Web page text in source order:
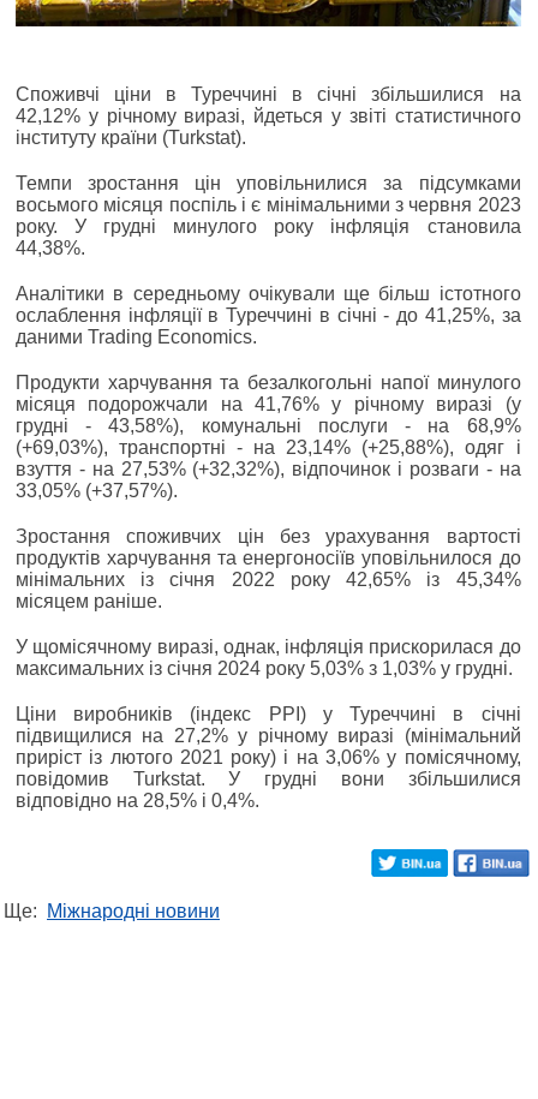
Споживчі ціни в Туреччині в січні збільшилися на
42,12% у річному виразі, йдеться у звіті статистичного
інституту країни (Turkstat).
Темпи зростання цін уповільнилися за підсумками
восьмого місяця поспіль і є мінімальними з червня 2023
року. У грудні минулого року інфляція становила
44,38%.
Аналітики в середньому очікували ще більш істотного
ослаблення інфляції в Туреччині в січні - до 41,25%, за
даними Trading Economics.
Продукти харчування та безалкогольні напої минулого
місяця подорожчали на 41,76% у річному виразі (у
грудні - 43,58%), комунальні послуги - на 68,9%
(+69,03%), транспортні - на 23,14% (+25,88%), одяг і
взуття - на 27,53% (+32,32%), відпочинок і розваги - на
33,05% (+37,57%).
Зростання споживчих цін без урахування вартості
продуктів харчування та енергоносіїв уповільнилося до
мінімальних із січня 2022 року 42,65% із 45,34%
місяцем раніше.
У щомісячному виразі, однак, інфляція прискорилася до
максимальних із січня 2024 року 5,03% з 1,03% у грудні.
Ціни виробників (індекс PPI) у Туреччині в січні
підвищилися на 27,2% у річному виразі (мінімальний
приріст із лютого 2021 року) і на 3,06% у помісячному,
повідомив Turkstat. У грудні вони збільшилися
відповідно на 28,5% і 0,4%.
Ще: Міжнародні новини